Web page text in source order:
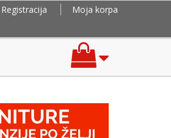
Registracija
Moja korpa